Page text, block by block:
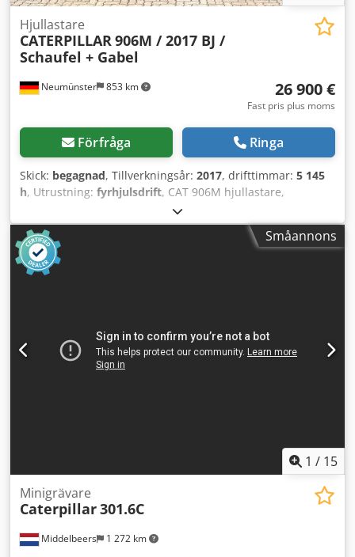
Neumünster 853 km
Hjullastare
CATERPILLAR906M / 2017 BJ /
Schaufel + Gabel
26 900 €
Fast pris plus moms
Förfråga Ringa
Skick: begagnad, Tillverkningsår: 2017, drifttimmar: 5 145
h, Utrustning: fyrhjulsdrift, CAT 906M hjullastare,
tillverkningsår 2017, med skopa och gafflar! ----*
Tillverkare: CAT * Modell: 906M * Tillverkningsår: 2017 *
Avlästa driftstimmar: ca 5 145 * Utrustad med skopa och
gafflar * Tysk maskin, första ägaren * Hydrauliskt
snabbfäste * CE-deklaration och datablad finns tillgängliga
frågor, vänligen ring: Erik Kortum: WhatsApp ?All
information är utan garanti och med reservation för fel och
eventuell försäljning till annan.
Småannons
1 / 15
Middelbeers 1 272 km
Minigrävare
Caterpillar301.6C